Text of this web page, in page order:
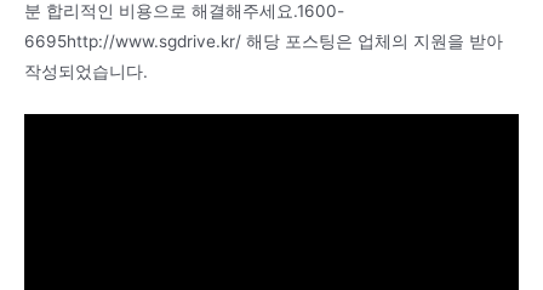
분 합리적인 비용으로 해결해주세요.1600-
6695http://www.sgdrive.kr/ 해당 포스팅은 업체의 지원을 받아
작성되었습니다.